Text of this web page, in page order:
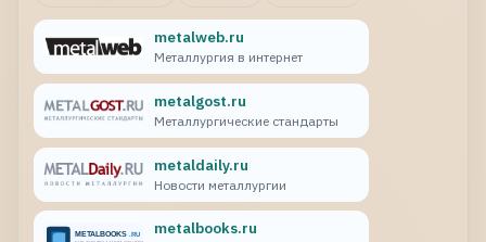
metalweb.ru
Металлургия в интернет
metalgost.ru
Металлургические стандарты
metaldaily.ru
Новости металлургии
metalbooks.ru